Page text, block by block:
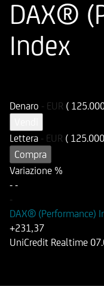
DAX®
Index
Denaro - EUR (
Lettera - EUR (
Compra
Variazione %
- -
-
DAX® (Performance)
+231,37
UniCredit Realtime